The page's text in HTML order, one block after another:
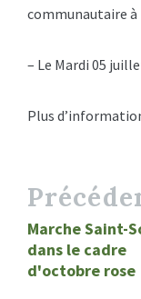
communautaire
– Le Mardi 05
Plus
Marche Saint-
dans le cadre
d'octobre rose